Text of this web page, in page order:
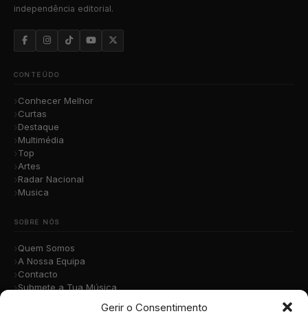
Gerir o Consentimento
independência editorial.
CONTEÚDO
Conhecer Melhor
Curtas
Destaque
Multimédia
Top
Artes
Radar Nacional
Musica
SOBRE NÓS
Quem Somos
A Nossa Equipa
Contacto
Submete a Tua Música